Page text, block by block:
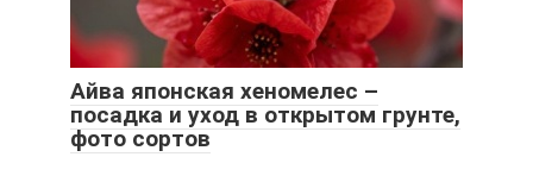
Айва японская хеномелес –
посадка и уход в открытом грунте,
фото сортов